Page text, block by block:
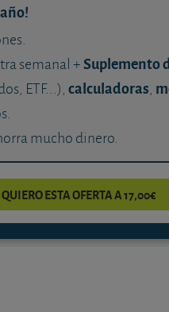
semanal +Suplemento
ETF...), calculadoras,
mucho dinero.
QUIERO ESTA OFERTA A 17,00€